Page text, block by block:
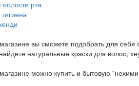
полости рта
гигиена
вы сможете подобрать для себя
натуральные краски для волос,
можно купить и бытовую